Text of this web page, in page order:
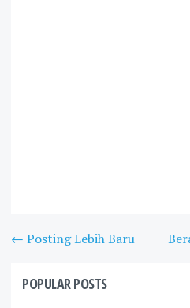
← Posting Lebih Baru
POPULAR POSTS